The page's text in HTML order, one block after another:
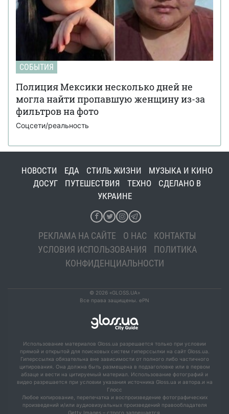
СОБЫТИЯ
Полиция Мексики несколько дней не
могла найти пропавшую женщину из-за
фильтров на фото
Соцсети/реальность
НОВОСТИ ЕДА СТИЛЬ ЖИЗНИ
МУЗЫКА И КИНО
ДОСУГ
ПУТЕШЕСТВИЯ ТЕХНО
СДЕЛАНО В
УКРАИНЕ
РЕКЛАМА НА САЙТЕ О НАС
КОНТАКТЫ
УСЛОВИЯ ИСПОЛЬЗОВАНИЯ
ПОЛИТИКА
КОНФИДЕНЦИАЛЬНОСТИ
© 2026 «GLOSS.UA»
Все права защищены. ePN
Использование материалов Gloss.ua разрешается только при условии
прямой и открытой для поисковых систем гиперссылки на сайт Gloss.ua.
Гиперссылка обязательна вне зависимости от полного либо частичного
цитирования. Она должна быть размещена в подзаголовке или в первом
абзаце и вести на цитируемый материал. Использование фотографий и
видео разрешается при условии указания источника Gloss.ua и автора.и на
Глосс
Любое копирование, перепечатка и воспроизведение фотографических
произведений и/или аудиовизуальных произведений правообладателя
Getty Images – строго запрещается.